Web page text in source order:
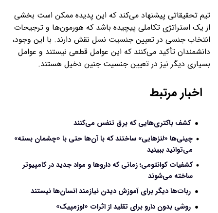
تیم تحقیقاتی پیشنهاد می‌کند که این پدیده ممکن است بخشی
از یک استراتژی تکاملی پیچیده باشد که هورمون‌ها و ترجیحات
انتخاب جنسی در تعیین جنسیت نسل نقش دارند. با این وجود،
دانشمندان تأکید می‌کنند که این عوامل قطعی نیستند و عوامل
بسیاری دیگر نیز در تعیین جنسیت جنین دخیل هستند.
اخبار مرتبط
کشف باکتری‌هایی که برق تنفس می‌کنند
چینی‌ها «لنزهایی» ساختند که با آن‌ها حتی با «چشمان بسته»
می‌توانید ببینید
کشفیات کوانتومی؛ زمانی که دارو‌ها و مواد جدید در کامپیوتر
ساخته می‌شوند
ربات‌ها دیگر برای آموزش دیدن نیازمند انسان‌ها نیستند
روشی بدون دارو برای تقلید از اثرات «اوزمپیک»